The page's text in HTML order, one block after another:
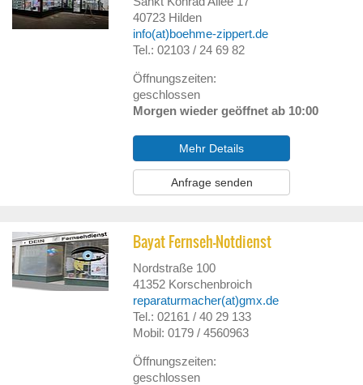
40723 Hilden
info(at)boehme-zippert.de
Tel.: 02103 / 24 69 82
Öffnungszeiten:
geschlossen
Morgen wieder geöffnet ab 10:00
Mehr Details
Anfrage senden
Bayat Fernseh-Notdienst
Nordstraße 100
41352 Korschenbroich
reparaturmacher(at)gmx.de
Tel.: 02161 / 40 29 133
Mobil: 0179 / 4560963
Öffnungszeiten:
geschlossen